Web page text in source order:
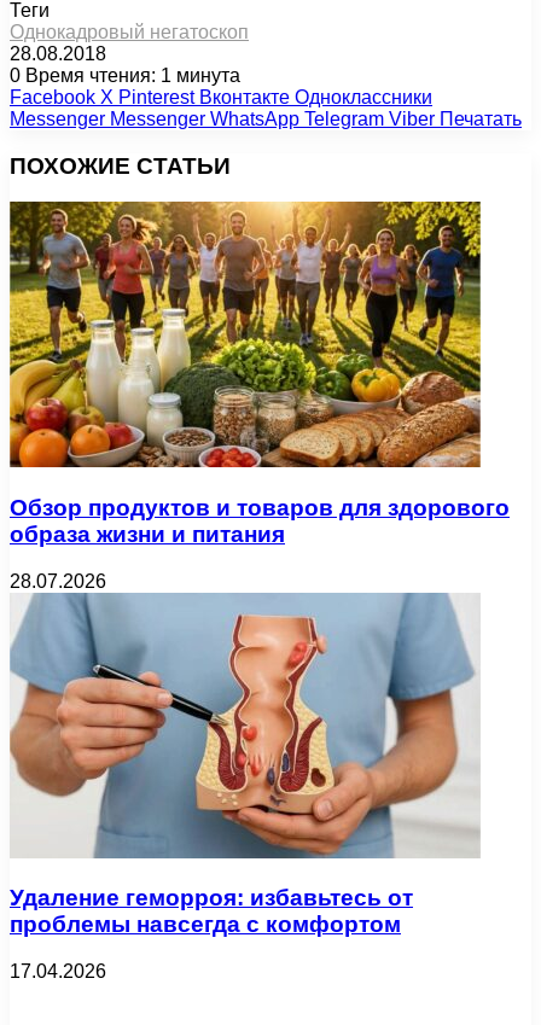
Теги
Однокадровый негатоскоп
28.08.2018
0 Время чтения: 1 минута
Facebook X Pinterest Вконтакте Одноклассники
Messenger Messenger WhatsApp Telegram Viber Печатать
ПОХОЖИЕ СТАТЬИ
Обзор продуктов и товаров для здорового
образа жизни и питания
28.07.2026
Удаление геморроя: избавьтесь от
проблемы навсегда с комфортом
17.04.2026